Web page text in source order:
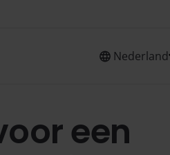
Nederland
een